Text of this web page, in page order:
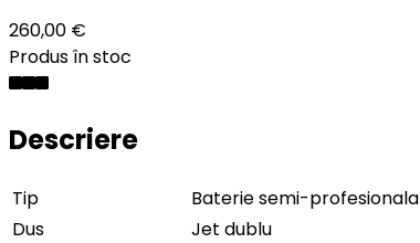
260,00 €
Produs în stoc
Descriere
Tip
Baterie semi-profesionala
Dus
Jet dublu